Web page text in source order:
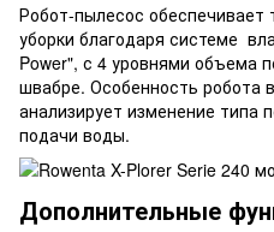
Робот-пылесос
уборки благодаря системе
Power", с 4 уровнями объема
швабре. Особенность робота
анализирует изменение типа
подачи воды.
Дополнительные